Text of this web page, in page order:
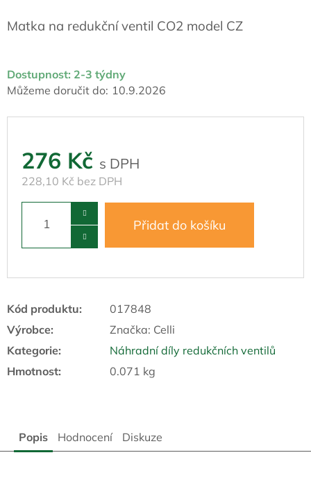
Dostupnost: 2-3 týdny
Můžeme doručit do: 10.9.2026
276 Kč
228,10 Kč bez DPH
Přidat do košíku
Matka na redukční ventil CO2 model CZ
Kód produktu:
017848
Výrobce:
Značka: Celli
Kategorie:
Náhradní díly redukčních ventilů
Hmotnost: 0.071 kg
Popis Hodnocení Diskuze